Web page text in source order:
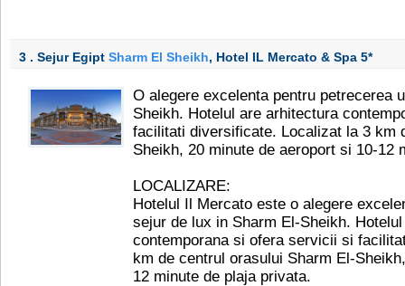
3 . Sejur Egipt Sharm El Sheikh, Hotel IL Mercato & Spa 5*
O alegere excelenta pentru petrecerea
Sheikh. Hotelul are arhitectura
facilitati diversificate. Localizat la 3 km
Sheikh, 20 minute de aeroport si 10-12
LOCALIZARE:
Hotelul Il Mercato este o alegere
sejur de lux in Sharm El-Sheikh.
contemporana si ofera servicii si
km de centrul orasului Sharm El-
12 minute de plaja privata.